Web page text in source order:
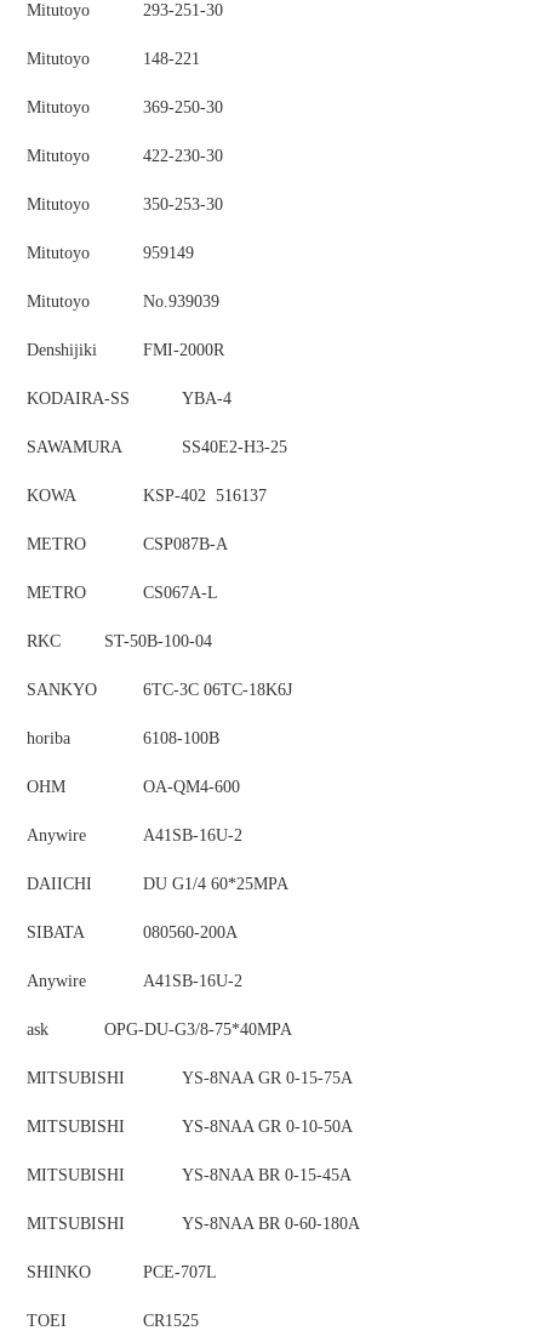
Mitutoyo 293-251-30
Mitutoyo 148-221
Mitutoyo 369-250-30
Mitutoyo 422-230-30
Mitutoyo 350-253-30
Mitutoyo 959149
Mitutoyo No.939039
Denshijiki FMI-2000R
KODAIRA-SS YBA-4
SAWAMURA SS40E2-H3-25
KOWA KSP-402 516137
METRO CSP087B-A
METRO CS067A-L
RKC ST-50B-100-04
SANKYO 6TC-3C 06TC-18K6J
horiba 6108-100B
OHM OA-QM4-600
Anywire A41SB-16U-2
DAIICHI DU G1/4 60*25MPA
SIBATA 080560-200A
Anywire A41SB-16U-2
ask OPG-DU-G3/8-75*40MPA
MITSUBISHI YS-8NAA GR 0-15-75A
MITSUBISHI YS-8NAA GR 0-10-50A
MITSUBISHI YS-8NAA BR 0-15-45A
MITSUBISHI YS-8NAA BR 0-60-180A
SHINKO PCE-707L
TOEI CR1525